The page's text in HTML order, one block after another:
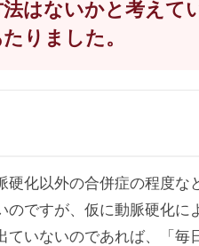
はないかと考えて
りました。
化以外の合併症の程度な
のですが、仮に動脈硬化に
いないのであれば、「毎